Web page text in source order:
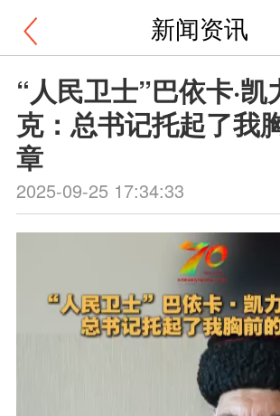
新闻资讯
“人民卫士”巴依卡·凯
克：总书记托起了我
章
2025-09-25 17:34:33